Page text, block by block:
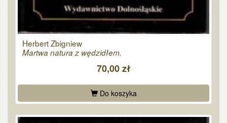
Herbert Zbigniew
Martwa natura z wędzidłem.
70,00 zł
Do koszyka